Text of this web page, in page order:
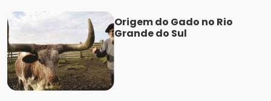
Origem do Gado no Rio
Grande do Sul